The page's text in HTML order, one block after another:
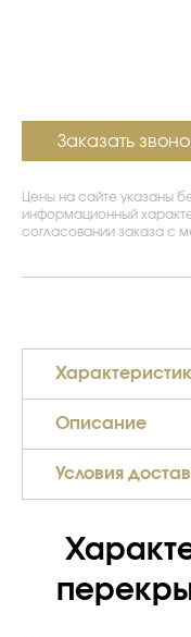
Заказать
Цены на сайте указаны
информационный
согласовании заказа с
Описание
Условия